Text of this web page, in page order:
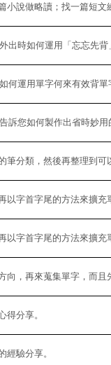
小說做略讀；找一篇短文
出時如何運用「忘忘先背
何運用單字何來有效背單
訴您如何製作出省時妙用
筆分類，然後再整理到可
以字首字尾的方法來擴充
以字首字尾的方法來擴充
向，再來蒐集單字，而且
得分享。
經驗分享。